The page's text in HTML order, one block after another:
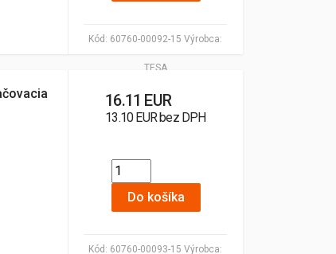
Kód: 60760-00092-15 Výrobca:
TESA
Kód: 60760-00093-15 Výrobca:
16.11 EUR
13.10 EUR bez DPH
Do košíka